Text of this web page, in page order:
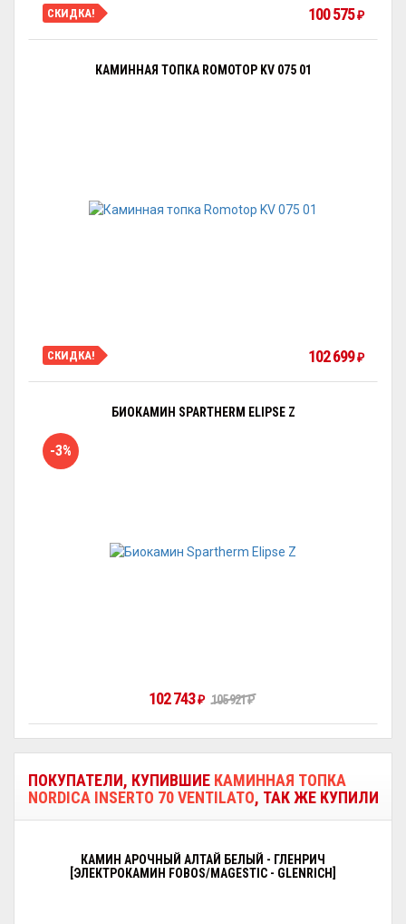
СКИДКА! 100 575₽
КАМИННАЯ ТОПКА ROMOTOP KV 075 01
СКИДКА! 102 699₽
БИОКАМИН SPARTHERM ELIPSE Z
-3%
102 743₽ 105 921₽
ПОКУПАТЕЛИ, КУПИВШИЕ КАМИННАЯ ТОПКА
NORDICA INSERTO 70 VENTILATO, ТАК ЖЕ КУПИЛИ
КАМИН АРОЧНЫЙ АЛТАЙ БЕЛЫЙ - ГЛЕНРИЧ
[ЭЛЕКТРОКАМИН FOBOS/MAGESTIC - GLENRICH]